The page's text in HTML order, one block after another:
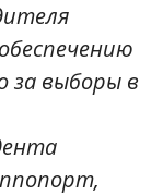
за выборы в